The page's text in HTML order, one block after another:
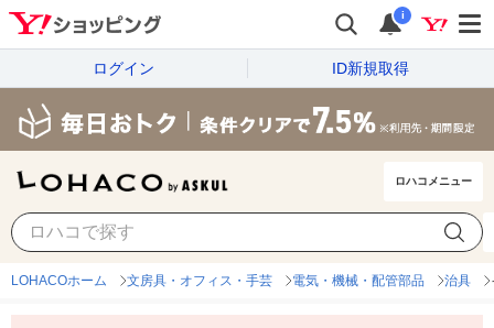
i
ログイン ID新規取得
ロハコメニュー
イケール
LOHACOホーム 文房具・オフィス・手芸 電気・機械・配管部品 治具